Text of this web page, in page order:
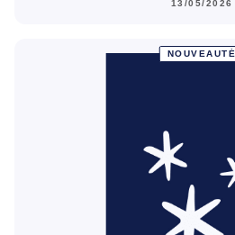
13/05/2026
NOUVEAUTÉ